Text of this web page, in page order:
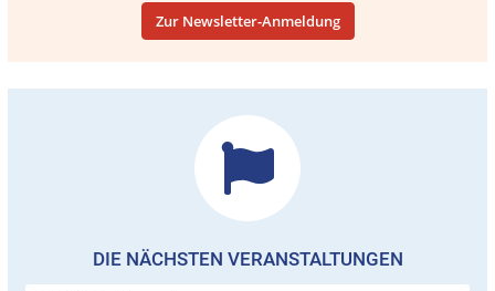
Zur Newsletter-Anmeldung
DIE NÄCHSTEN VERANSTALTUNGEN